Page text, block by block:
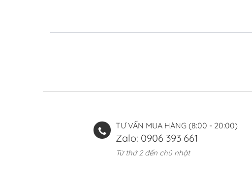
TƯ VẤN MUA HÀNG (8:00 - 20:00)
Zalo: 0906 393 661
Từ thứ 2 đến chủ nhật